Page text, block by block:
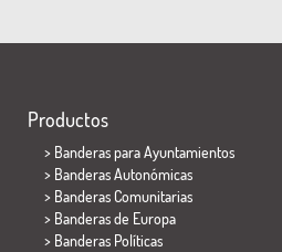
Productos
> Banderas para Ayuntamientos
> Banderas Autonómicas
> Banderas Comunitarias
> Banderas de Europa
> Banderas Políticas